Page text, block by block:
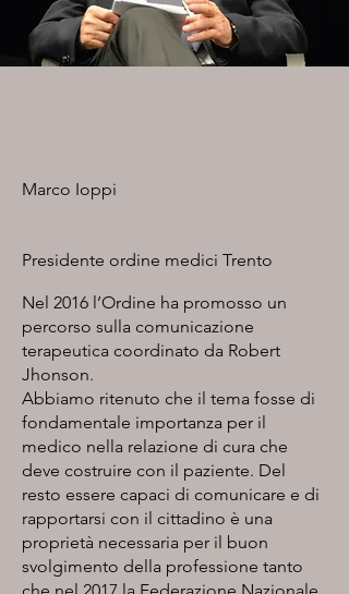
Marco Ioppi
Presidente ordine medici Trento
Nel 2016 l’Ordine ha promosso un
percorso sulla comunicazione
terapeutica coordinato da Robert
Jhonson.
Abbiamo ritenuto che il tema fosse di
fondamentale importanza per il
medico nella relazione di cura che
deve costruire con il paziente. Del
resto essere capaci di comunicare e di
rapportarsi con il cittadino è una
proprietà necessaria per il buon
svolgimento della professione tanto